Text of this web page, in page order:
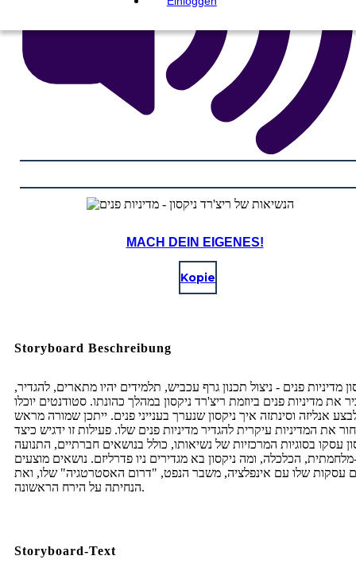
MACH DEIN EIGENES!
Kopie
Storyboard Beschreibung
מדיניות פנים - ניצול תכנון גרף עכביש, תלמידים יהיו מתארים, להגדיר,
את מדיניות פנים ביוזמת ריצ'רד ניקסון במהלך כהונתו. סטודנטים יוכלו
אנליזה וסינתזה איך ניקסון שנערך בענייני פנים. ייתכן שמורה מראש
את המדיניות עיקרית להגדיר מדיניות פנים שלו. פעילות זו ידגיש כיצד
עסקו בסוגיות המרכזיות של נשיאותו, כולל בנושאים חברתיים, התנועה
הכלכלה, ומה ניקסון בא מגדירים ניו פדרליזם. נושאים מוצעים
עסקות שלו עם אינפלציה, משבר הנפט, "דרום האסטרטגיה" שלו, ואת
הנחיתה על הירח הראשונה.
Storyboard-Text